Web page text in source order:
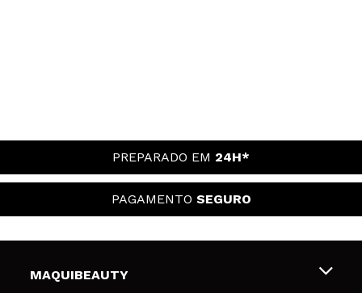
PREPARADO EM 24H*
PAGAMENTO SEGURO
MAQUIBEAUTY